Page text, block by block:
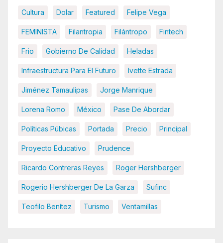
Cultura Dolar Featured Felipe Vega
FEMINISTA Filantropia Filántropo Fintech
Frio Gobierno De Calidad Heladas
Infraestructura Para El Futuro Ivette Estrada
Jiménez Tamaulipas Jorge Manrique
Lorena Romo México Pase De Abordar
Políticas Púbicas Portada Precio Principal
Proyecto Educativo Prudence
Ricardo Contreras Reyes Roger Hershberger
Rogerio Hershberger De La Garza Sufinc
Teofilo Benítez Turismo Ventamillas